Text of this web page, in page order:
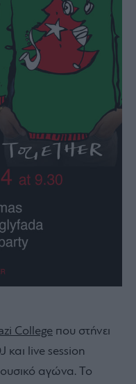
College που στήνει
και live session
αγώνα. Το